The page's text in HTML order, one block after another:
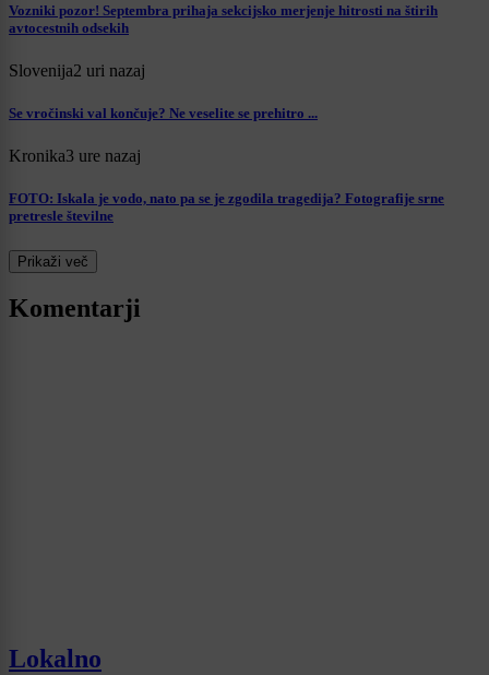
Vozniki pozor! Septembra prihaja sekcijsko merjenje hitrosti na štirih
avtocestnih odsekih
Slovenija2 uri nazaj
Se vročinski val končuje? Ne veselite se prehitro ...
Kronika3 ure nazaj
FOTO: Iskala je vodo, nato pa se je zgodila tragedija? Fotografije srne
pretresle številne
Prikaži več
Komentarji
Lokalno